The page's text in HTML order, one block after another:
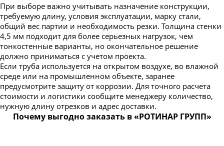
При выборе важно учитывать назначение конструкции,
требуемую длину, условия эксплуатации, марку стали,
общий вес партии и необходимость резки. Толщина стенки
4,5 мм подходит для более серьезных нагрузок, чем
тонкостенные варианты, но окончательное решение
должно приниматься с учетом проекта.
Если труба используется на открытом воздухе, во влажной
среде или на промышленном объекте, заранее
предусмотрите защиту от коррозии. Для точного расчета
стоимости и логистики сообщите менеджеру количество,
нужную длину отрезков и адрес доставки.
Почему выгодно заказать в «РОТИНАР ГРУПП»